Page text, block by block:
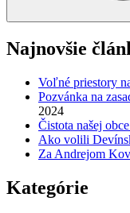
Najnovšie
Voľné priestory
Pozvánka na
2024
Čistota našej
Ako volili
Za Andrejom
Kategórie